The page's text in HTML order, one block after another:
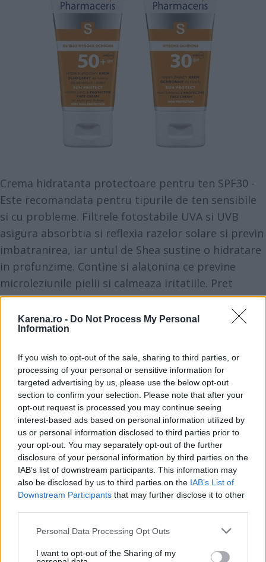
Karena.ro - Do Not Process My Personal
Information
If you wish to opt-out of the sale, sharing to third parties, or
processing of your personal or sensitive information for
targeted advertising by us, please use the below opt-out
section to confirm your selection. Please note that after your
opt-out request is processed you may continue seeing
interest-based ads based on personal information utilized by
us or personal information disclosed to third parties prior to
your opt-out. You may separately opt-out of the further
disclosure of your personal information by third parties on the
IAB’s list of downstream participants. This information may
also be disclosed by us to third parties on the IAB’s List of
Downstream Participants that may further disclose it to other
Please note that this website/app uses one or more Google
not limited to your visit or usage behaviour. You may click to
Personal Data Processing Opt Outs
I want to opt-out of the Sharing of my
Crema hidratanta protectoare pentru ten SPF30 -
Este recomandata pentru tipurile de ten sensibile
si cu probleme. Filtrele fotostabile UVA si UVB
asigura absorbtia si reflexia razelor solare si previn
imbatranirea, iar untul de Shea sustine o hidratare
in profunzime. Contine si alatonina ce previne
microleziunile pielii si calmeaza iritatiile. Pret
recomandat 43 RON
Crema hidrolipidica calmanta pentru ten SPF50 -
Protejeaza pielea sensibila si delicata impotriva
de lunga durata a pielii, prin continutul de unt de
Shea, ce calmeaza, hidrateaza si previne uscarea
epidermei.
pret recomandat 45 RON
Emulsie hidratanta protectoare pentru corp
SPF30 - Utila pentru pielea de pe toata
suprafata corpului. Prin continutul de filtre
pileii. Hidratarea in profunzime a pielii este
asigurata de untul de Shea, ce are efect calmant